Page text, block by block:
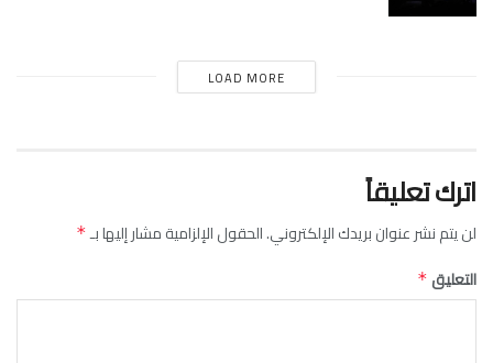
LOAD MORE
اترك تعليقاً
لن يتم نشر عنوان بريدك الإلكتروني.الحقول الإلزامية مشار إليها بـ*
التعليق *